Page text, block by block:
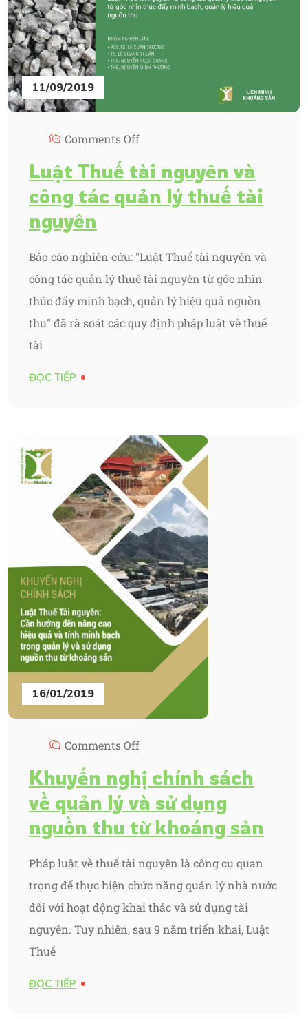
11/09/2019
Comments Off
Luật Thuế tài nguyên và
công tác quản lý thuế tài
nguyên
Báo cáo nghiên cứu: "Luật Thuế tài nguyên và
công tác quản lý thuế tài nguyên từ góc nhìn
thúc đẩy minh bạch, quản lý hiệu quả nguồn
thu" đã rà soát các quy định pháp luật về thuế
tài
ĐỌC TIẾP
16/01/2019
Comments Off
Khuyến nghị chính sách
về quản lý và sử dụng
nguồn thu từ khoáng sản
Pháp luật về thuế tài nguyên là công cụ quan
trọng để thực hiện chức năng quản lý nhà nước
đối với hoạt động khai thác và sử dụng tài
nguyên. Tuy nhiên, sau 9 năm triển khai, Luật
Thuế
ĐỌC TIẾP